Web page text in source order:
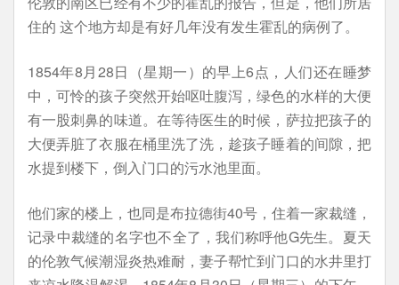
住的 这个地方却是有好几年没有发生霍乱的病例了。
1854年8月28日（星期一）的早上6点，人们还在睡梦
中，可怜的孩子突然开始呕吐腹泻，绿色的水样的大便
有一股刺鼻的味道。在等待医生的时候，萨拉把孩子的
大便弄脏了衣服在桶里洗了洗，趁孩子睡着的间隙，把
水提到楼下，倒入门口的污水池里面。
他们家的楼上，也同是布拉德街40号，住着一家裁缝，
记录中裁缝的名字也不全了，我们称呼他G先生。夏天
的伦敦气候潮湿炎热难耐，妻子帮忙到门口的水井里打